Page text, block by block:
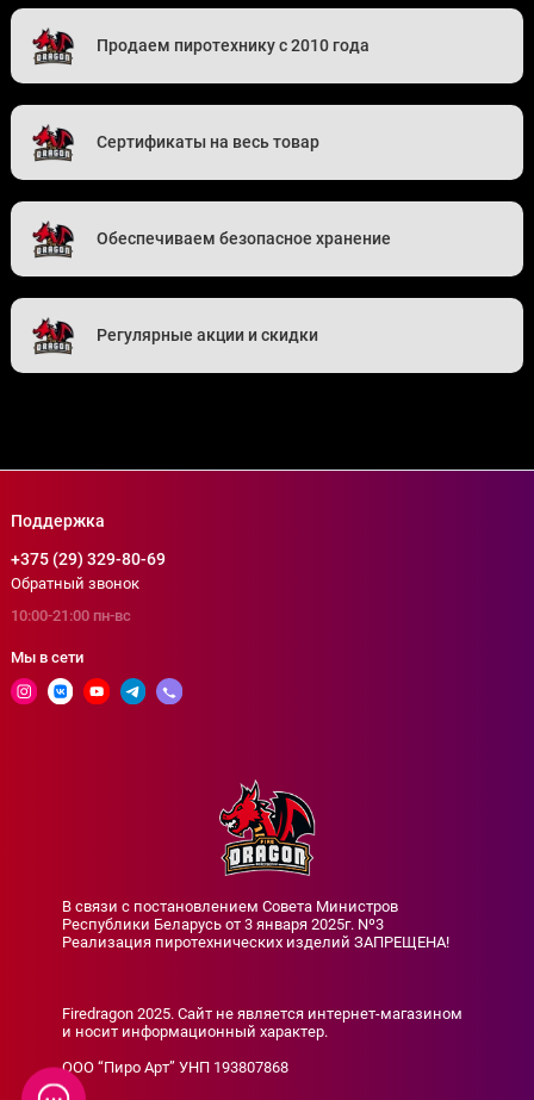
Продаем пиротехнику с 2010 года
Сертификаты на весь товар
Обеспечиваем безопасное хранение
Регулярные акции и скидки
В связи с постановлением Совета Министров
Республики Беларусь от 3 января 2025г. Nº3
Реализация пиротехнических изделий ЗАПРЕЩЕНА!
Firedragon 2025. Сайт не является интернет-магазином
и носит информационный характер.
ООО “Пиро Арт” УНП 193807868
Поддержка
+375 (29) 329-80-69
Обратный звонок
10:00-21:00 пн-вс
Мы в сети